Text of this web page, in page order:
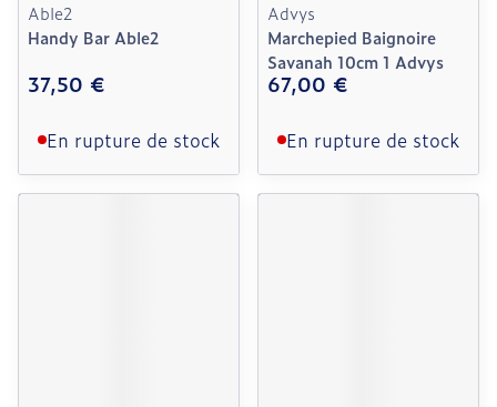
Able2
Handy Bar Able2
37,50 €
En rupture de stock
Advys
Marchepied Baignoire
Savanah 10cm 1 Advys
67,00 €
En rupture de stock